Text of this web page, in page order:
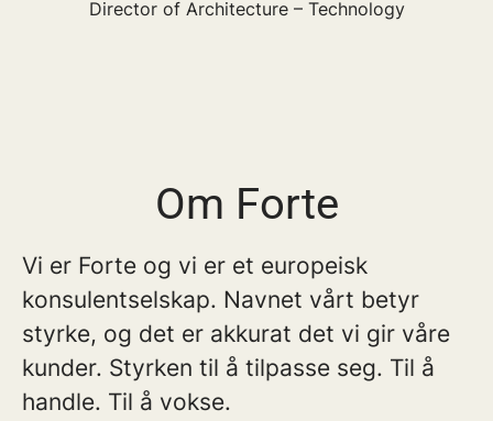
Director of Architecture – Technology
Om Forte
Vi er Forte og vi er et europeisk
konsulentselskap. Navnet vårt betyr
styrke, og det er akkurat det vi gir våre
kunder. Styrken til å tilpasse seg. Til å
handle. Til å vokse.